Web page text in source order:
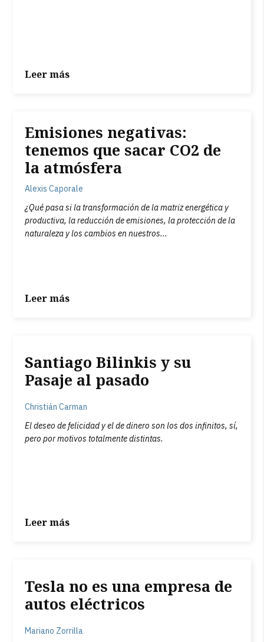
Leer más
Emisiones negativas:
tenemos que sacar CO2 de
la atmósfera
Alexis Caporale
¿Qué pasa si la transformación de la matriz energética y
productiva, la reducción de emisiones, la protección de la
naturaleza y los cambios en nuestros...
Leer más
Santiago Bilinkis y su
Pasaje al pasado
Christián Carman
El deseo de felicidad y el de dinero son los dos infinitos, sí,
pero por motivos totalmente distintas.
Leer más
Tesla no es una empresa de
autos eléctricos
Mariano Zorrilla